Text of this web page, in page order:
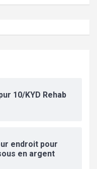
10/KYD Rehab
endroit pour
en argent